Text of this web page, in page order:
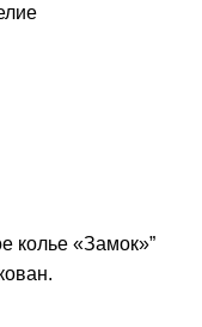
колье «Замок»”